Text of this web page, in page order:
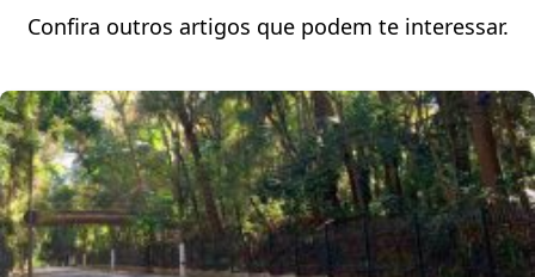
Confira outros artigos que podem te interessar.